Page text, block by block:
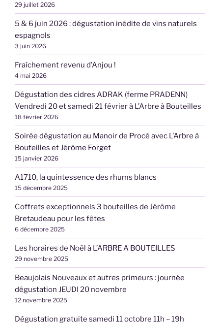
29 juillet 2026
5 & 6 juin 2026 : dégustation inédite de vins naturels
espagnols
3 juin 2026
Fraîchement revenu d’Anjou !
4 mai 2026
Dégustation des cidres ADRAK (ferme PRADENN)
Vendredi 20 et samedi 21 février à L’Arbre à Bouteilles
18 février 2026
Soirée dégustation au Manoir de Procé avec L’Arbre à
Bouteilles et Jérôme Forget
15 janvier 2026
A1710, la quintessence des rhums blancs
15 décembre 2025
Coffrets exceptionnels 3 bouteilles de Jérôme
Bretaudeau pour les fêtes
6 décembre 2025
Les horaires de Noël à L’ARBRE A BOUTEILLES
29 novembre 2025
Beaujolais Nouveaux et autres primeurs : journée
dégustation JEUDI 20 novembre
12 novembre 2025
Dégustation gratuite samedi 11 octobre 11h – 19h